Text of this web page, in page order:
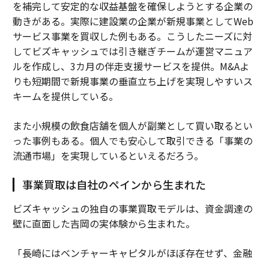
を補完して安定的な収益基盤を確保しようとする企業の
動きがある。実際に建設業の企業が新規事業としてWeb
サービス事業を買収した例もある。こうしたニーズに対
してビズキャッシュでは引き継ぎチームが運営マニュア
ルを作成し、3カ月の伴走支援サービスを提供。M&Aよ
りも短期間で新規事業の垂直立ち上げを実現しやすいス
キームを提供している。
また小規模の飲食店舗を個人が副業として買い取るとい
った事例もある。個人でも安心して取引できる「事業の
流通市場」を実現しているといえるだろう。
事業買取は自社のペインから生まれた
ビズキャッシュの独自の事業買取モデルは、資金調達の
壁に直面した吉岡の実体験から生まれた。
「長崎にはベンチャーキャピタルがほぼ存在せず、金融